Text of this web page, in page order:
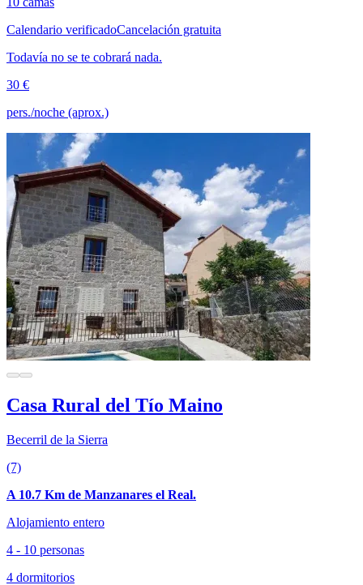
Calendario verificadoCancelación gratuita
Todavía no se te cobrará nada.
30 €
pers./noche (aprox.)
Casa Rural del Tío Maino
Becerril de la Sierra
(7)
A 10.7 Km de Manzanares el Real.
Alojamiento entero
4 - 10 personas
4 dormitorios